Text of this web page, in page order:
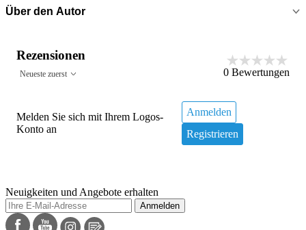
Über den Autor
Rezensionen
Neueste zuerst 0 Bewertungen
Melden Sie sich mit Ihrem Logos-
Konto an
Anmelden
Registrieren
Neuigkeiten und Angebote erhalten
Anmelden